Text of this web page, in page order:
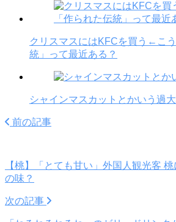
クリスマスにはKFCを買う←こ
統」って最近ある？
シャインマスカットとかいう過
前の記事
【桃】「とても甘い」外国人観光客
の味？
次の記事